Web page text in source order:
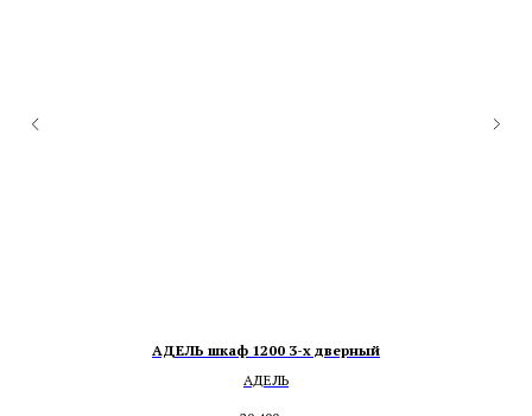
АДЕЛЬ шкаф 1200 3-х дверный
АДЕЛЬ